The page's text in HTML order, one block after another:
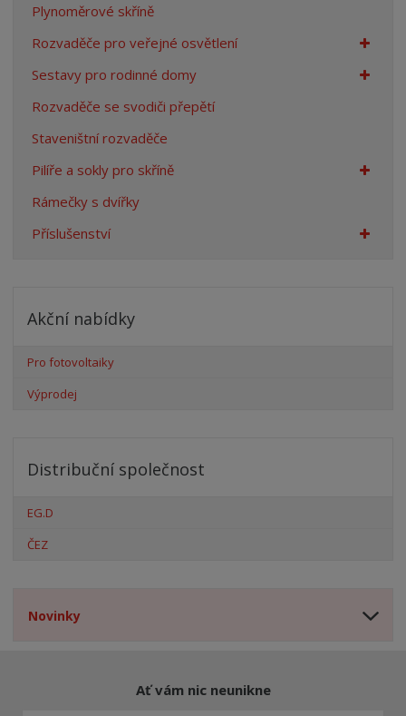
Plynoměrové skříně
Rozvaděče pro veřejné osvětlení
Sestavy pro rodinné domy
Rozvaděče se svodiči přepětí
Staveništní rozvaděče
Pilíře a sokly pro skříně
Rámečky s dvířky
Příslušenství
Akční nabídky
Pro fotovoltaiky
Výprodej
Distribuční společnost
EG.D
ČEZ
Novinky
Ať vám nic neunikne